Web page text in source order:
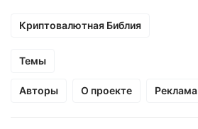
Криптовалютная Библия
Темы
Авторы О проекте Реклама